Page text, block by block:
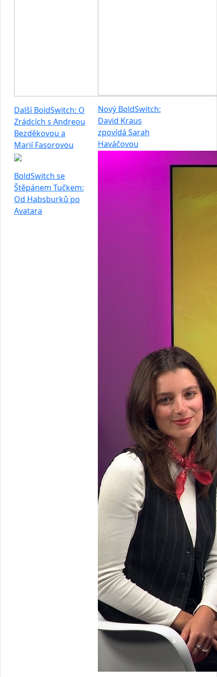
Další BoldSwitch: O
Zrádcích s Andreou
Bezděkovou a
Marií Fasorovou
Nový BoldSwitch:
David Kraus
zpovídá Sarah
Haváčovou
BoldSwitch se
Štěpánem Tučkem:
Od Habsburků po
Avatara